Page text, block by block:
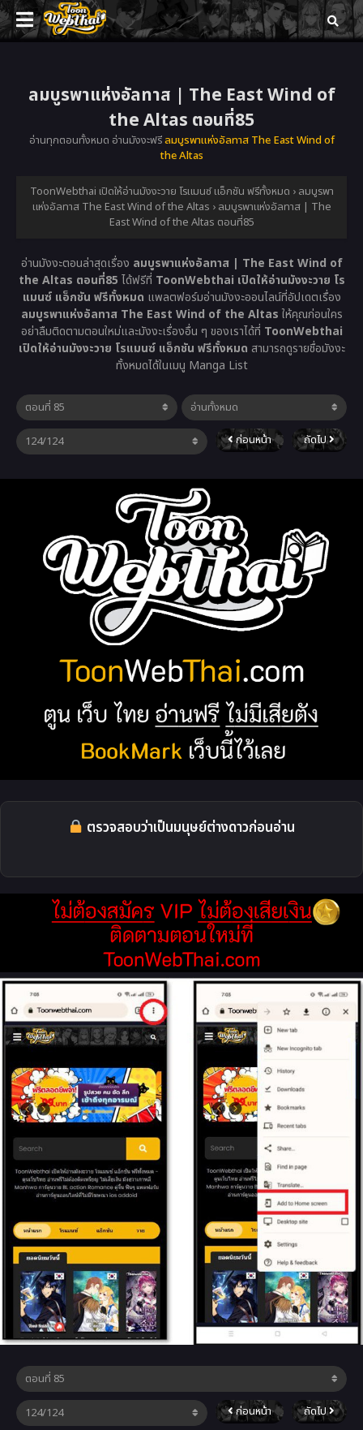
ลมบูรพาแห่งอัลทาส | The East Wind of
the Altas ตอนที่85
อ่านทุกตอนทั้งหมด อ่านมังงะฟรีลมบูรพาแห่งอัลทาส The East Wind of
the Altas
ToonWebthai เปิดให้อ่านมังงะวาย โรแมนซ์ แอ็กชัน ฟรีทั้งหมด › ลมบูรพา
แห่งอัลทาส The East Wind of the Altas › ลมบูรพาแห่งอัลทาส | The
East Wind of the Altas ตอนที่85
อ่านมังงะตอนล่าสุดเรื่อง ลมบูรพาแห่งอัลทาส | The East Wind of
the Altas ตอนที่85 ได้ฟรีที่ ToonWebthai เปิดให้อ่านมังงะวาย โร
แมนซ์ แอ็กชัน ฟรีทั้งหมด แพลตฟอร์มอ่านมังงะออนไลน์ที่อัปเดตเรื่อง
ลมบูรพาแห่งอัลทาส The East Wind of the Altas ให้คุณก่อนใคร
อย่าลืมติดตามตอนใหม่และมังงะเรื่องอื่น ๆ ของเราได้ที่ ToonWebthai
เปิดให้อ่านมังงะวาย โรแมนซ์ แอ็กชัน ฟรีทั้งหมด สามารถดูรายชื่อมังงะ
ทั้งหมดได้ในเมนู Manga List
ก่อนหน้า ถัดไป
ตรวจสอบว่าเป็นมนุษย์ต่างดาวก่อนอ่าน
ก่อนหน้า ถัดไป